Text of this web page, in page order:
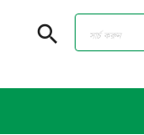
search